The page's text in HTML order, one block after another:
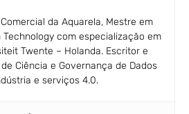
da Aquarela, Mestre em
com especialização em
Twente – Holanda. Escritor e
Ciência e Governança de Dados
e serviços 4.0.